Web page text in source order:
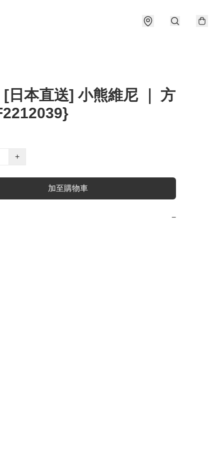
日本直送] 小熊維尼 ｜ 方
+
加至購物車
−